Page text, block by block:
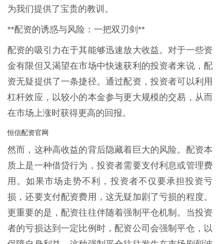
为我们提供了宝贵的教训。
**配资的诱惑与风险：一把双刃剑**
配资的吸引力在于其能够迅速放大收益。对于一些资
金有限但又渴望在市场中快速获利的投资者来说，配
资无疑提供了一条捷径。通过配资，投资者可以利用
杠杆效应，以较小的本金参与更大规模的交易，从而
在市场上涨时获得更高的回报。
恒信配资官网
然而，这种高收益的背后隐藏着巨大的风险。配资本
质上是一种借贷行为，投资者需要支付利息或管理费
用。如果市场走势不利，投资者不仅要承担投资亏
损，还要支付配资费用，这无疑加剧了亏损的程度。
更重要的是，配资往往伴随着强制平仓机制。当投资
者的亏损达到一定比例时，配资公司会强制平仓，以